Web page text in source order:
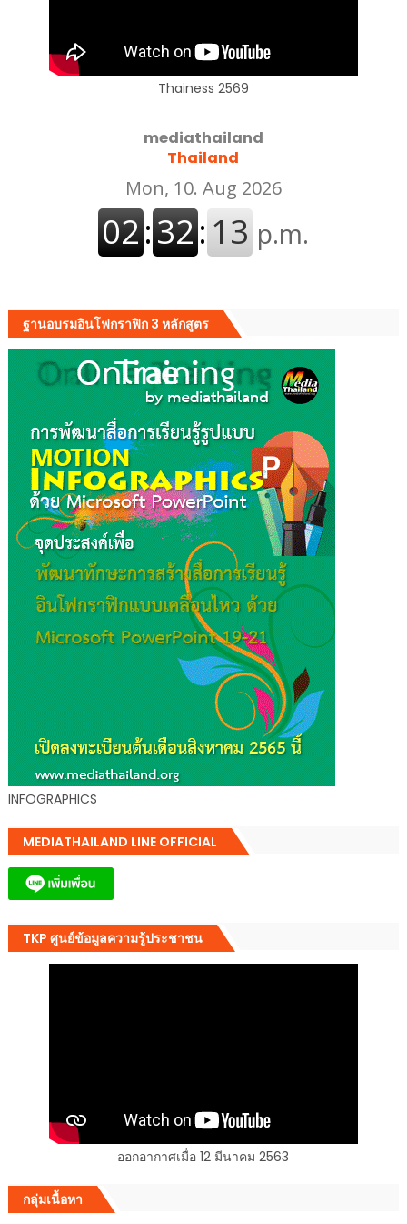
Thainess 2569
mediathailand
Thailand
ฐานอบรมอินโฟกราฟิก 3 หลักสูตร
INFOGRAPHICS
MEDIATHAILAND LINE OFFICIAL
TKP ศูนย์ข้อมูลความรู้ประชาชน
ออกอากาศเมื่อ 12 มีนาคม 2563
กลุ่มเนื้อหา